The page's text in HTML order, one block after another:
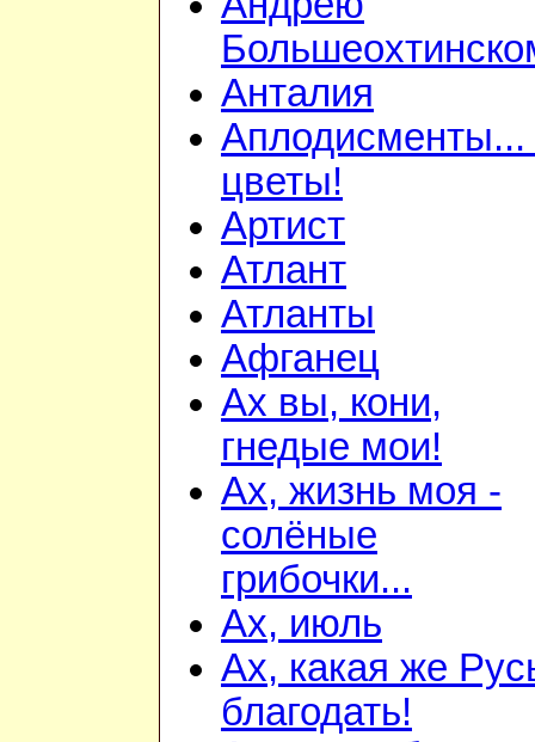
Анталия
Аплодисменты...
цветы!
Артист
Атлант
Атланты
Афганец
Ах вы, кони,
гнедые мои!
Ах, жизнь моя -
солёные
грибочки...
Ах, июль
Ах, какая же
благодать!